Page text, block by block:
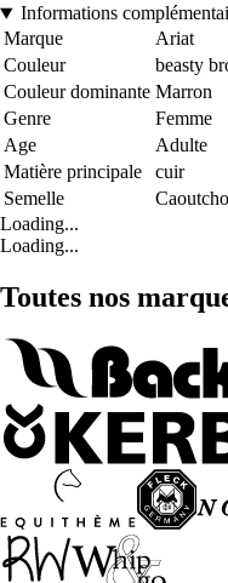
Informations
Marque
Ariat
Couleur
beasty
Couleur dominante Marron
Genre
Femme
Age
Adulte
Matière principale
cuir
Semelle
Loading...
Loading...
Toutes nos